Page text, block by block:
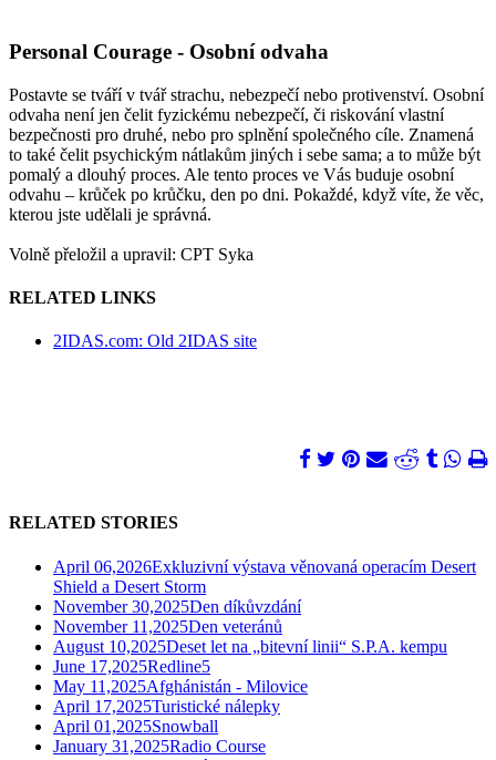
Personal Courage - Osobní odvaha
Postavte se tváří v tvář strachu, nebezpečí nebo protivenství. Osobní
odvaha není jen čelit fyzickému nebezpečí, či riskování vlastní
bezpečnosti pro druhé, nebo pro splnění společného cíle. Znamená
to také čelit psychickým nátlakům jiných i sebe sama; a to může být
pomalý a dlouhý proces. Ale tento proces ve Vás buduje osobní
odvahu – krůček po krůčku, den po dni. Pokaždé, když víte, že věc,
kterou jste udělali je správná.
Volně přeložil a upravil: CPT Syka
RELATED LINKS
2IDAS.com: Old 2IDAS site
RELATED STORIES
April 06,2026Exkluzivní výstava věnovaná operacím Desert
Shield a Desert Storm
November 30,2025Den díkůvzdání
November 11,2025Den veteránů
August 10,2025Deset let na „bitevní linii“ S.P.A. kempu
June 17,2025Redline5
May 11,2025Afghánistán - Milovice
April 17,2025Turistické nálepky
April 01,2025Snowball
January 31,2025Radio Course